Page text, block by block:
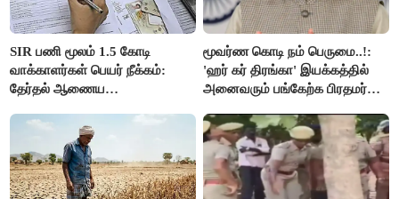
SIR பணி மூலம் 1.5 கோடி
வாக்காளர்கள் பெயர் நீக்கம்:
தேர்தல் ஆணைய
மூவர்ண கொடி நம் பெருமை..!:
'ஹர் கர் திரங்கா' இயக்கத்தில்
அனைவரும் பங்கேற்க பிரதமர்